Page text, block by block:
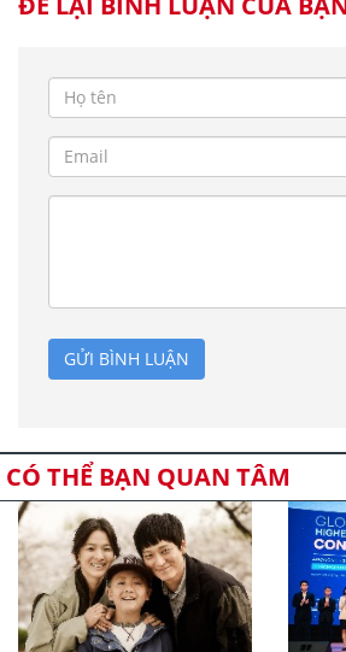
GỬI BÌNH LUẬN
CÓ THỂ BẠN QUAN TÂM